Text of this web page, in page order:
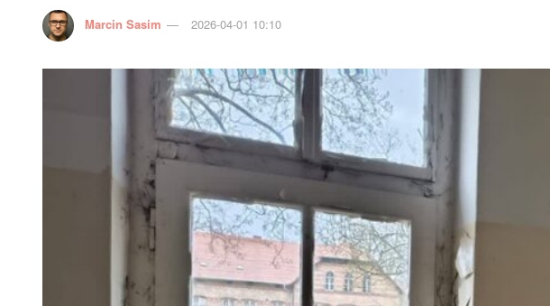
Marcin Sasim 2026-04-01 10:10